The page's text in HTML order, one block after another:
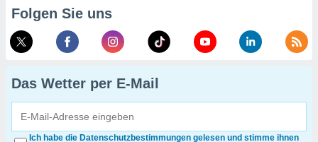
Folgen Sie uns
Das Wetter per E-Mail
Ich habe die Datenschutzbestimmungen gelesen und stimme ihnen